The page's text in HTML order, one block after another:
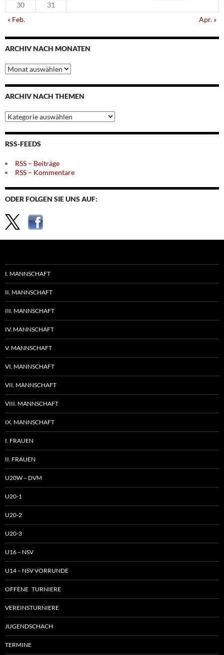
30
31
« Feb.
Apr. »
ARCHIV NACH MONATEN
Archiv
nach
Monaten
ARCHIV NACH THEMEN
Archiv
nach
Themen
RSS-FEEDS
RSS – Beiträge
RSS – Kommentare
ODER FOLGEN SIE UNS AUF:
I. MANNSCHAFT
II. MANNSCHAFT
III. MANNSCHAFT
IV. MANNSCHAFT
V. MANNSCHAFT
VI. MANNSCHAFT
VII. MANNSCHAFT
VIII. MANNSCHAFT
IX. MANNSCHAFT
I. FRAUEN
II. FRAUEN
U20W – DVM
U20-1
U20-2
U20-3
U16 – NSV
U14 – NSV VORRUNDE
OFFENE TURNIERE
VEREINSTURNIERE
JUGENDSCHACH
TERMINE